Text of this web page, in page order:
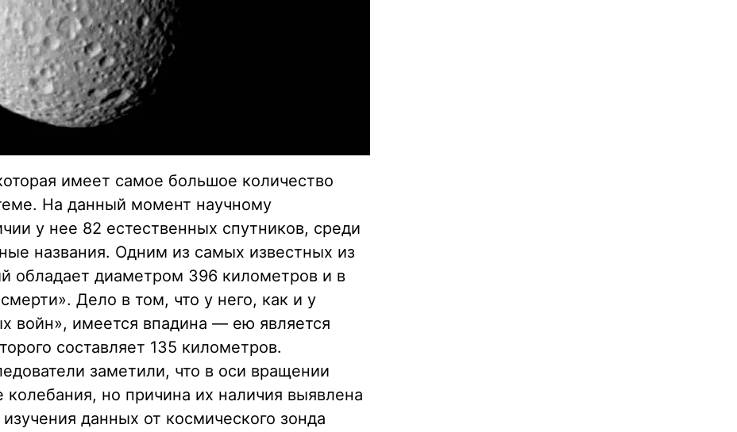
имеет самое большое количество
На данный момент научному
у нее 82 естественных спутников, среди
названия. Одним из самых известных из
обладает диаметром 396 километров и в
Дело в том, что у него, как и у
войн», имеется впадина — ею является
составляет 135 километров.
заметили, что в оси вращении
но причина их наличия выявлена
данных от космического зонда